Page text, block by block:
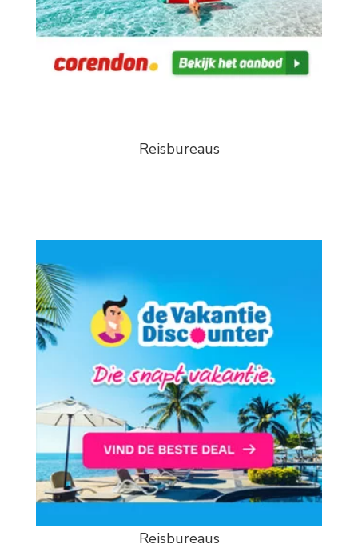
Reisbureaus
Reisbureaus